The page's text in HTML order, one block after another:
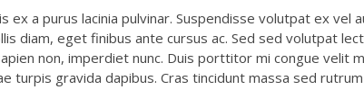
a purus lacinia pulvinar. Suspendisse volutpat ex vel
diam, eget finibus ante cursus ac. Sed sed volutpat
non, imperdiet nunc. Duis porttitor mi congue velit
turpis gravida dapibus. Cras tincidunt massa sed rutrum